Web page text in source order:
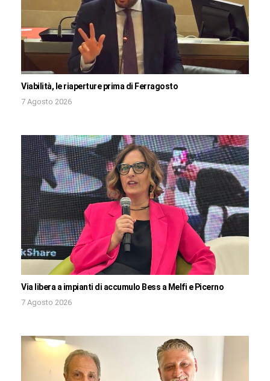
Viabilità, le riaperture prima di Ferragosto
7 Agosto 2026
Via libera a impianti di accumulo Bess a Melfi e Picerno
7 Agosto 2026